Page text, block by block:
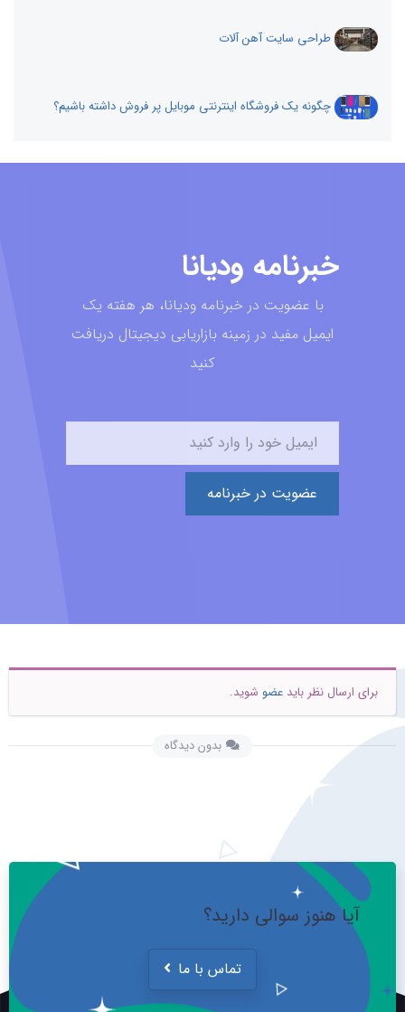
طراحی سایت آهن آلات
چگونه یک فروشگاه اینترنتی موبایل پر فروش داشته باشیم؟
خبرنامه ودیانا
با عضویت در خبرنامه ودیانا، هر هفته یک
ایمیل مفید در زمینه بازاریابی دیجیتال دریافت
کنید
عضویت در خبرنامه
برای ارسال نظر باید عضو شوید.
بدون دیدگاه
آیا هنوز سوالی دارید؟
تماس با ما